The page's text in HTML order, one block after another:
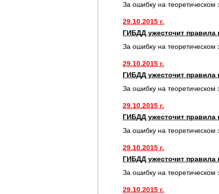
За ошибку на теоретическом
29.10.2015 г.
ГИБДД ужесточит правила
За ошибку на теоретическом
29.10.2015 г.
ГИБДД ужесточит правила
За ошибку на теоретическом
29.10.2015 г.
ГИБДД ужесточит правила
За ошибку на теоретическом
29.10.2015 г.
ГИБДД ужесточит правила
За ошибку на теоретическом
29.10.2015 г.